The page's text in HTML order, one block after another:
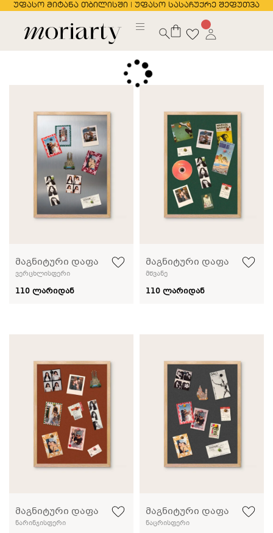
უფასო მიტანა თბილისში | უფასო სასაჩუქრე შეფუთვა
მაგნიტური დაფა
ვერცხლისფერი
110 ლარიდან
მაგნიტური დაფა
მწვანე
110 ლარიდან
მაგნიტური დაფა
ნარინჯისფერი
მაგნიტური დაფა
ნაცრისფერი